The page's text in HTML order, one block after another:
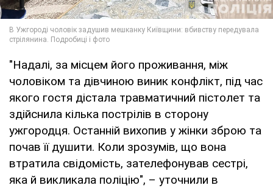
"Надалі, за місцем його проживання, між
чоловіком та дівчиною виник конфлікт, під час
якого гостя дістала травматичний пістолет та
здійснила кілька пострілів в сторону
ужгородця. Останній виxопив у жінки зброю та
почав її душити. Коли зрозумів, що вона
втратила свідомість, зателефонував сестрі,
яка й викликала поліцію", – уточнили в